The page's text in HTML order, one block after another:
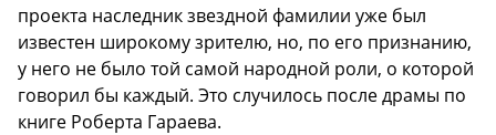
проекта наследник звездной фамилии уже был
известен широкому зрителю, но, по его признанию,
у него не было той самой народной роли, о которой
говорил бы каждый. Это случилось после драмы по
книге Роберта Гараева.